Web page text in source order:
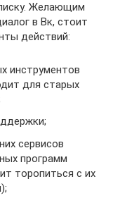
Желающим
в Вк, стоит
действий:
инструментов
для старых
сервисов
программ
торопиться с их